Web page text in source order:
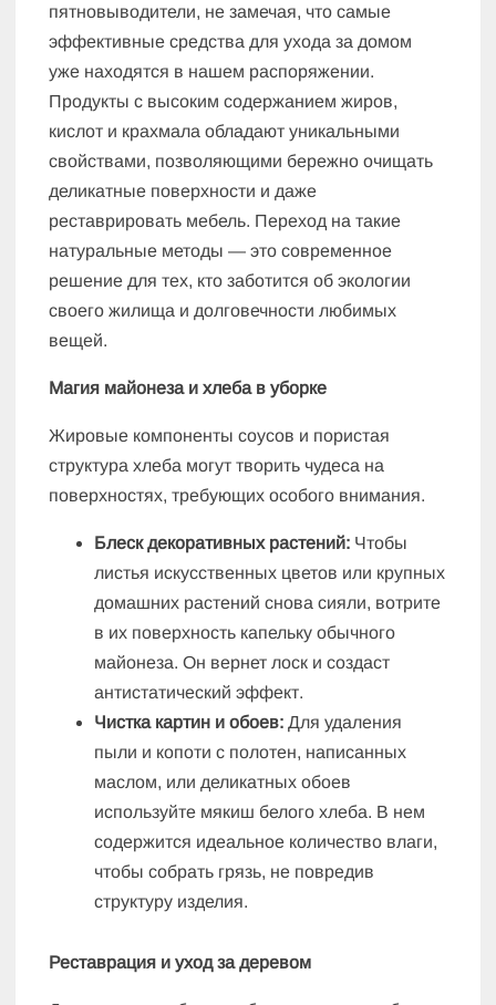
пятновыводители, не замечая, что самые
эффективные средства для ухода за домом
уже находятся в нашем распоряжении.
Продукты с высоким содержанием жиров,
кислот и крахмала обладают уникальными
свойствами, позволяющими бережно очищать
деликатные поверхности и даже
реставрировать мебель. Переход на такие
натуральные методы — это современное
решение для тех, кто заботится об экологии
своего жилища и долговечности любимых
вещей.
Магия майонеза и хлеба в уборке
Жировые компоненты соусов и пористая
структура хлеба могут творить чудеса на
поверхностях, требующих особого внимания.
Блеск декоративных растений: Чтобы
листья искусственных цветов или крупных
домашних растений снова сияли, вотрите
в их поверхность капельку обычного
майонеза. Он вернет лоск и создаст
антистатический эффект.
Чистка картин и обоев: Для удаления
пыли и копоти с полотен, написанных
маслом, или деликатных обоев
используйте мякиш белого хлеба. В нем
содержится идеальное количество влаги,
чтобы собрать грязь, не повредив
структуру изделия.
Реставрация и уход за деревом